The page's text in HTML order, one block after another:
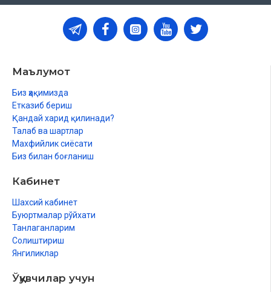
Маълумот
Биз ҳақимизда
Етказиб бериш
Қандай харид қилинади?
Талаб ва шартлар
Махфийлик сиёсати
Биз билан боғланиш
Кабинет
Шахсий кабинет
Буюртмалар рўйхати
Танлаганларим
Солиштириш
Янгиликлар
Ўқувчилар учун